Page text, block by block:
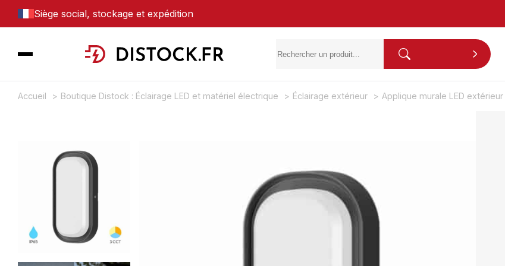
Siège social, stockage et expédition
Accueil Boutique Distock : Éclairage LED et matériel électrique Éclairage extérieur Applique murale LED extérieur